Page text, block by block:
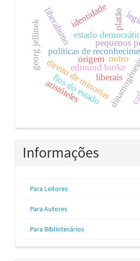
políticas de
pequenos
direito de minorias
liberais
edmund burke
estado
georg jellinek
fins do estado
outro
liberalismo platão
aristóteles
identidade
origem
Informações
Para Leitores
Para Autores
Para Bibliotecários